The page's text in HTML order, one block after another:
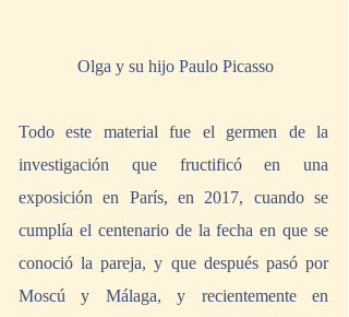
Olga y su hijo Paulo Picasso
Todo este material fue el germen de la
investigación que fructificó en una
exposición en París, en 2017, cuando se
cumplía el centenario de la fecha en que se
conoció la pareja, y que después pasó por
Moscú y Málaga, y recientemente en